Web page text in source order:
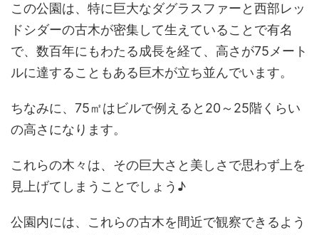
この公園は、特に巨大なダグラスファーと西部レッ
ドシダーの古木が密集して生えていることで有名
で、数百年にもわたる成長を経て、高さが75メート
ルに達することもある巨木が立ち並んでいます。
ちなみに、75㎡はビルで例えると20～25階くらい
の高さになります。
これらの木々は、その巨大さと美しさで思わず上を
見上げてしまうことでしょう♪
公園内には、これらの古木を間近で観察できるよう